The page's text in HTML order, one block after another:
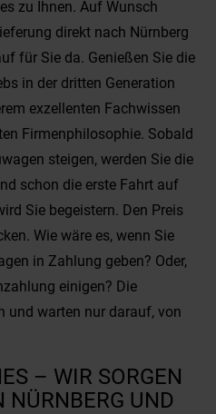
zu Ihnen. Auf Wunsch
direkt nach Nürnberg
für Sie da. Genießen Sie die
in der dritten Generation
exzellenten Fachwissen
Firmenphilosophie. Sobald
steigen, werden Sie die
schon die erste Fahrt auf
Sie begeistern. Den Preis
Wie wäre es, wenn Sie
in Zahlung geben? Oder,
einigen? Die
und warten nur darauf, von
– WIR SORGEN
NÜRNBERG UND